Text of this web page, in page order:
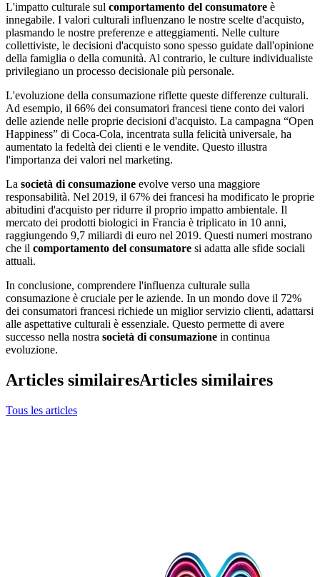
L'impatto culturale sul comportamento del consumatore è
innegabile. I valori culturali influenzano le nostre scelte d'acquisto,
plasmando le nostre preferenze e atteggiamenti. Nelle culture
collettiviste, le decisioni d'acquisto sono spesso guidate dall'opinione
della famiglia o della comunità. Al contrario, le culture individualiste
privilegiano un processo decisionale più personale.
L'evoluzione della consumazione riflette queste differenze culturali.
Ad esempio, il 66% dei consumatori francesi tiene conto dei valori
delle aziende nelle proprie decisioni d'acquisto. La campagna “Open
Happiness” di Coca-Cola, incentrata sulla felicità universale, ha
aumentato la fedeltà dei clienti e le vendite. Questo illustra
l'importanza dei valori nel marketing.
La società di consumazione evolve verso una maggiore
responsabilità. Nel 2019, il 67% dei francesi ha modificato le proprie
abitudini d'acquisto per ridurre il proprio impatto ambientale. Il
mercato dei prodotti biologici in Francia è triplicato in 10 anni,
raggiungendo 9,7 miliardi di euro nel 2019. Questi numeri mostrano
che il comportamento del consumatore si adatta alle sfide sociali
attuali.
In conclusione, comprendere l'influenza culturale sulla
consumazione è cruciale per le aziende. In un mondo dove il 72%
dei consumatori francesi richiede un miglior servizio clienti, adattarsi
alle aspettative culturali è essenziale. Questo permette di avere
successo nella nostra società di consumazione in continua
evoluzione.
Articles similairesArticles similaires
Tous les articles